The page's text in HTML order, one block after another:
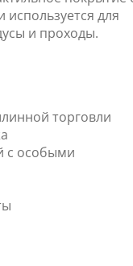
для
и проходы.
торговли
с особыми